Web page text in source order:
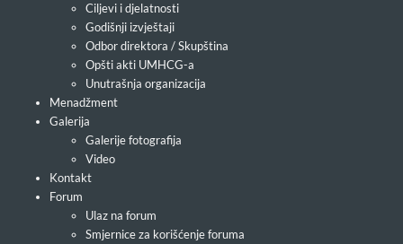
Ciljevi i djelatnosti
Godišnji izvještaji
Odbor direktora / Skupština
Opšti akti UMHCG-a
Unutrašnja organizacija
Menadžment
Galerija
Galerije fotografija
Video
Kontakt
Forum
Ulaz na forum
Smjernice za korišćenje foruma